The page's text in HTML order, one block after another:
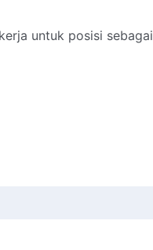
untuk posisi sebagai